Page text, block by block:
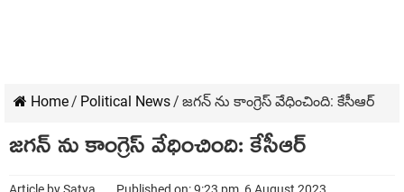
Home/ Political News/ జగన్ ను కాంగ్రెస్ వేధించింది: కేసీఆర్
జగన్ ను కాంగ్రెస్ వేధించింది: కేసీఆర్